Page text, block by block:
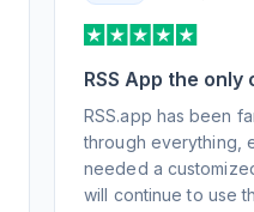
RSS App the only
generation
RSS.app has been
through everything,
needed a
will continue to use